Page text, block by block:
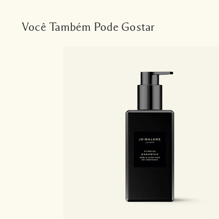
Você Também Pode Gostar